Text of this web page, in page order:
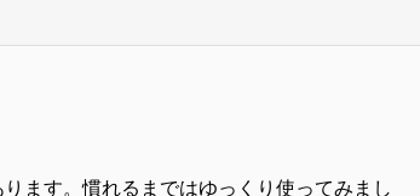
ます。慣れるまではゆっくり使ってみまし